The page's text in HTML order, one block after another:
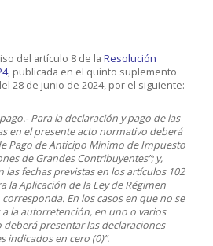
del artículo 8 de la Resolución
, publicada en el quinto suplemento
28 de junio de 2024, por el siguiente:
Para la declaración y pago de las
en el presente acto normativo deberá
Pago de Anticipo Mínimo de Impuesto
de Grandes Contribuyentes”; y,
fechas previstas en los artículos 102
la Aplicación de la Ley de Régimen
En los casos en que no se
la autorretención, en uno o varios
presentar las declaraciones
indicados en cero (0)”.